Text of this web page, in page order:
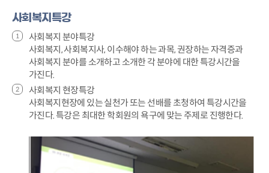
사회복지특강
사회복지 분야특강
사회복지, 사회복지사, 이수해야 하는 과목, 권장하는 자격증과
사회복지 분야를 소개하고 소개한 각 분야에 대한 특강시간을
가진다.
사회복지 현장특강
사회복지현장에 있는 실천가 또는 선배를 초청하여 특강시간을
가진다. 특강은 최대한 학회원의 욕구에 맞는 주제로 진행한다.